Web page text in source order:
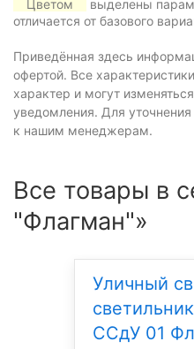
Цветом
выделены
отличается от базового
Приведённая здесь
офертой. Все
характер и могут
уведомления. Для уточнения
к нашим менеджерам.
Все товары в
"Флагман"»
Уличный
ССдУ 01